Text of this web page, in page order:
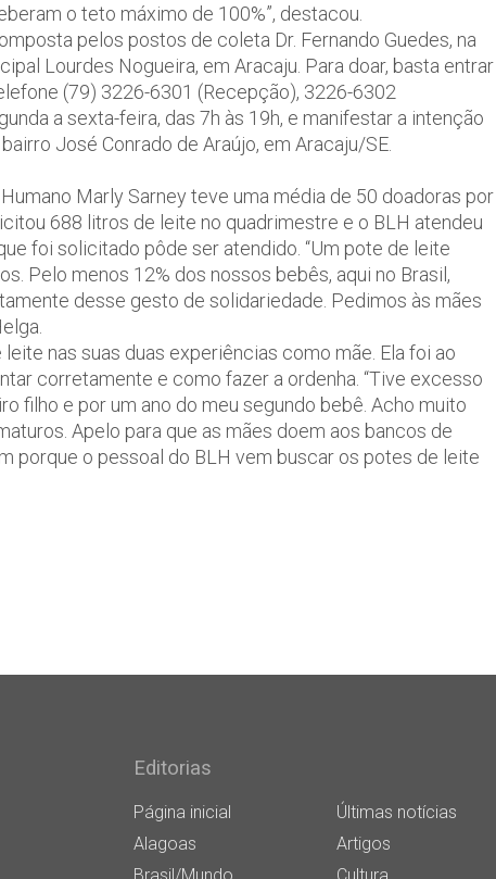
o teto máximo de 100%”, destacou.
pelos postos de coleta Dr. Fernando Guedes, na
Lourdes Nogueira, em Aracaju. Para doar, basta entrar
(79) 3226-6301 (Recepção), 3226-6302
a sexta-feira, das 7h às 19h, e manifestar a intenção
José Conrado de Araújo, em Aracaju/SE.
Marly Sarney teve uma média de 50 doadoras por
688 litros de leite no quadrimestre e o BLH atendeu
foi solicitado pôde ser atendido. “Um pote de leite
Pelo menos 12% dos nossos bebês, aqui no Brasil,
desse gesto de solidariedade. Pedimos às mães
nas suas duas experiências como mãe. Ela foi ao
corretamente e como fazer a ordenha. “Tive excesso
filho e por um ano do meu segundo bebê. Acho muito
Apelo para que as mães doem aos bancos de
porque o pessoal do BLH vem buscar os potes de leite
Editorias
Página inicial
Últimas notícias
Alagoas
Artigos
Brasil/Mundo
Cultura